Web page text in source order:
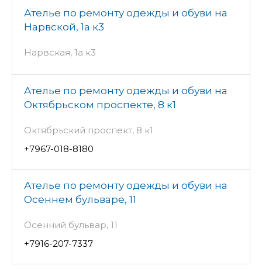
Ателье по ремонту одежды и обуви на
Нарвской, 1а к3
Нарвская, 1а к3
Ателье по ремонту одежды и обуви на
Октябрьском проспекте, 8 к1
Октябрьский проспект, 8 к1
+7967-018-8180
Ателье по ремонту одежды и обуви на
Осеннем бульваре, 11
Осенний бульвар, 11
+7916-207-7337